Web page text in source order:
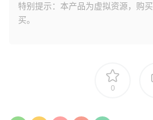
特别提示：本产品为虚拟资源，购
买。
0